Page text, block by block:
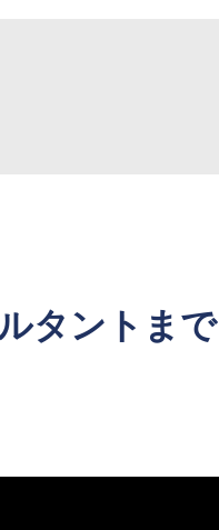
タントまで